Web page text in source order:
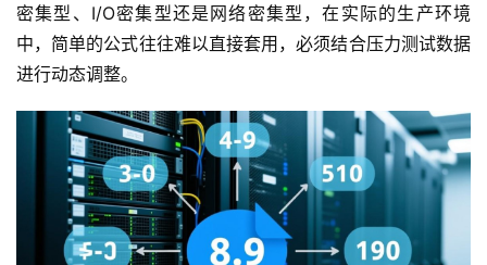
密集型、I/O密集型还是网络密集型，在实际的生产环境
中，简单的公式往往难以直接套用，必须结合压力测试数据
进行动态调整。